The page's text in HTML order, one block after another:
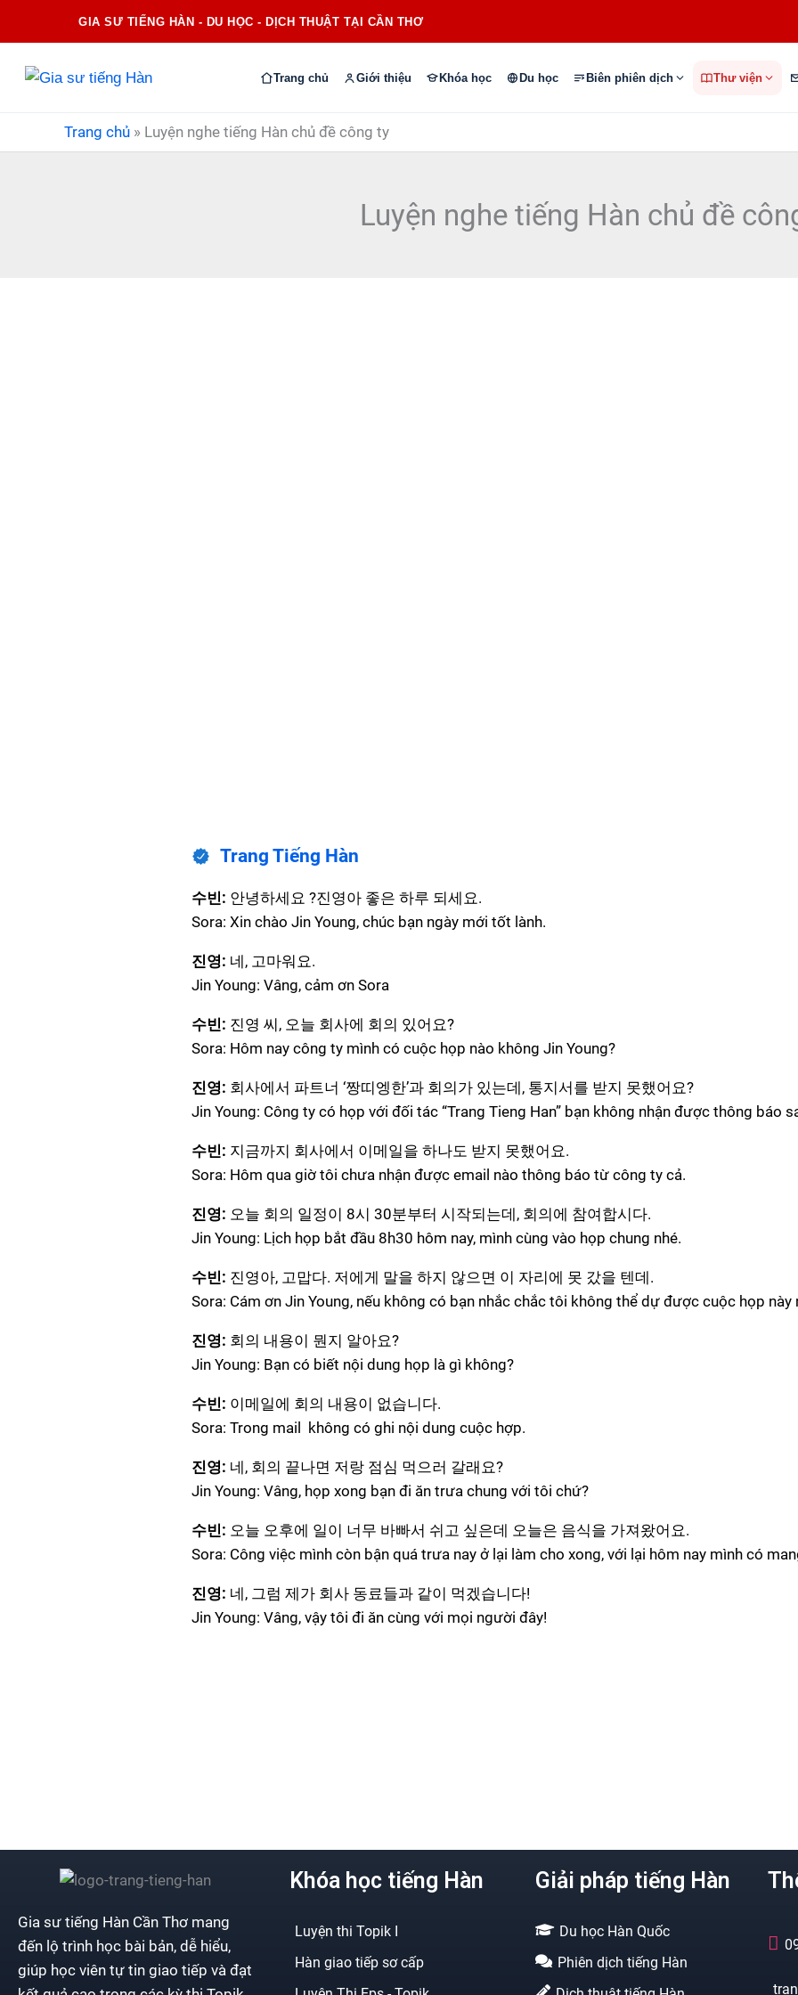
dung
GIA SƯ TIẾNG HÀN - DU HỌC - DỊCH THUẬT TẠI CẦN THƠ
Trang chủ Giới thiệu Khóa học Du học Biên phiên dịch Thư viện
Trang chủ » Luyện nghe tiếng Hàn chủ đề công ty
Luyện nghe tiếng Hàn chủ đề
Trang Tiếng Hàn
수빈: 안녕하세요 ?진영아 좋은 하루 되세요.
Sora: Xin chào Jin Young, chúc bạn ngày mới tốt lành.
진영: 네, 고마워요.
Jin Young: Vâng, cảm ơn Sora
수빈: 진영 씨, 오늘 회사에 회의 있어요?
Sora: Hôm nay công ty mình có cuộc họp nào không Jin Young?
진영: 회사에서 파트너 ‘짱띠엥한’과 회의가 있는데, 통지서를 받지 못했어요?
Jin Young: Công ty có họp với đối tác “Trang Tieng Han” bạn không nhận được thông báo
수빈: 지금까지 회사에서 이메일을 하나도 받지 못했어요.
Sora: Hôm qua giờ tôi chưa nhận được email nào thông báo từ công ty cả.
진영: 오늘 회의 일정이 8시 30분부터 시작되는데, 회의에 참여합시다.
Jin Young: Lịch họp bắt đầu 8h30 hôm nay, mình cùng vào họp chung nhé.
수빈: 진영아, 고맙다. 저에게 말을 하지 않으면 이 자리에 못 갔을 텐데.
Sora: Cám ơn Jin Young, nếu không có bạn nhắc chắc tôi không thể dự được cuộc họp này
진영: 회의 내용이 뭔지 알아요?
Jin Young: Bạn có biết nội dung họp là gì không?
수빈: 이메일에 회의 내용이 없습니다.
Sora: Trong mail không có ghi nội dung cuộc hợp.
진영: 네, 회의 끝나면 저랑 점심 먹으러 갈래요?
Jin Young: Vâng, họp xong bạn đi ăn trưa chung với tôi chứ?
수빈: 오늘 오후에 일이 너무 바빠서 쉬고 싶은데 오늘은 음식을 가져왔어요.
Sora: Công việc mình còn bận quá trưa nay ở lại làm cho xong, với lại hôm nay mình có
진영: 네, 그럼 제가 회사 동료들과 같이 먹겠습니다!
Jin Young: Vâng, vậy tôi đi ăn cùng với mọi người đây!
Gia sư tiếng Hàn Cần Thơ mang
đến lộ trình học bài bản, dễ hiểu,
giúp học viên tự tin giao tiếp và đạt
Khóa học tiếng Hàn
Luyện thi Topik I
Hàn giao tiếp sơ cấp
Giải pháp tiếng Hàn
Du học Hàn Quốc
Phiên dịch tiếng Hàn